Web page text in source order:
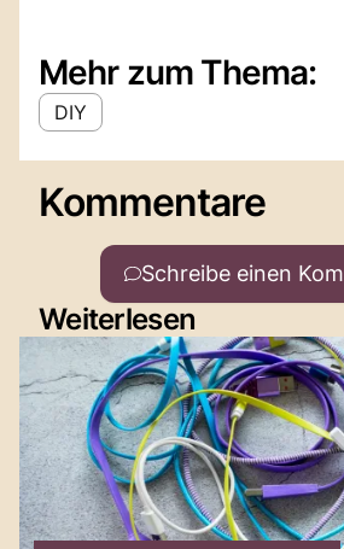
Mehr zum Thema:
DIY
Kommentare
Schreibe einen
Weiterlesen